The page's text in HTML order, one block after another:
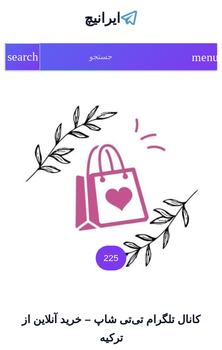
ایرانیچ
menu
search
225
کانال تلگرام تی‌تی شاپ – خرید آنلاین از
ترکیه